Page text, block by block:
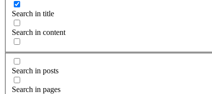
Search in title
Search in content
Search in posts
Search in pages